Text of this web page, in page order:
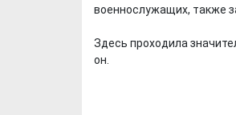
военнослужащих, также
Здесь проходила
он.